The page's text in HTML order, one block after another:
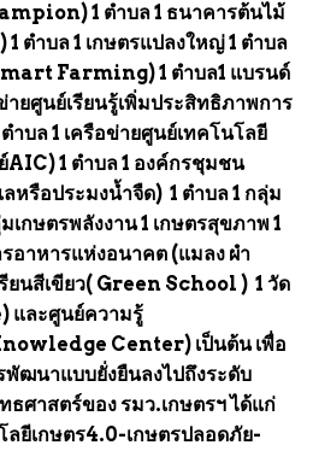
1 ตำบล 1 ธนาคารต้นไม้
ตำบล 1 เกษตรแปลงใหญ่ 1 ตำบล
Farming) 1 ตำบล1 แบรนด์
ายศูนย์เรียนรู้เพิ่มประสิทธิภาพการ
ำบล 1 เครือข่ายศูนย์เทคโนโลยี
1 ตำบล 1 องค์กรชุมชน
หรือประมงน้ำจืด) 1 ตำบล 1 กลุ่ม
เกษตรพลังงาน 1 เกษตรสุขภาพ 1
รอาหารแห่งอนาคต (แมลง ผำ
ยนสีเขียว( Green School ) 1 วัด
และศูนย์ความรู้
Center) เป็นต้น เพื่อ
ฒนาแบบยั่งยืนลงไปถึงระดับ
ศาสตร์ของ รมว.เกษตรฯ ได้แก่
ลยีเกษตร4.0-เกษตรปลอดภัย-